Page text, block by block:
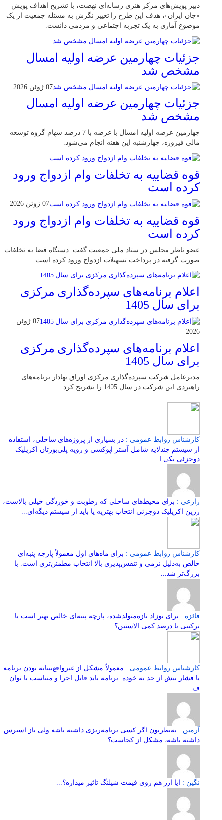
دبیر پویش‌های مرکز هنری رسانه‌ای نهضت، با تشریح اهداف پویش
«جان ایران»، هدف این طرح را تغییر نگرش به مسئله جمعیت از یک
موضوع آماری به یک تجربه اجتماعی و مردمی دانست.
جزئیات چهارمین عرضه اولیه امسال
مشخص شد
07 ژوئن 2026
جزئیات چهارمین عرضه اولیه امسال
مشخص شد
چهارمین عرضه اولیه امسال با عرضه با 7 درصد سهام گروه توسعه
مالی فیروزه، چهارشنبه این هفته انجام می‌شود.
قوه قضاییه به تخلفات وام ازدواج ورود
کرده است
07 ژوئن 2026
قوه قضاییه به تخلفات وام ازدواج ورود
کرده است
عضو ناظر مجلس در ستاد ملی جمعیت گفت: دستگاه قضا به تخلفات
صورت گرفته در پرداخت تسهیلات ازدواج ورود کرده است.
اعلام برنامه‌های سپرده‌گذاری مرکزی
برای سال 1405
07 ژوئن
2026
اعلام برنامه‌های سپرده‌گذاری مرکزی
برای سال 1405
مدیرعامل شرکت سپرده‌گذاری مرکزی اوراق بهادار برنامه‌های
راهبردی این شرکت در سال 1405 را تشریح کرد.
کارشناس روابط عمومی : در بسیاری از پروژه‌های ساحلی، استفاده
از سیستم چندلایه شامل آستر اپوکسی و رویه پلی‌یورتان اکریلیک
دوجزئی یکی ا...
زارعی : برای محیط‌های ساحلی که رطوبت و خوردگی خیلی بالاست،
رزین اکریلیک دوجزئی انتخاب بهتریه یا باید از سیستم دیگه‌ای...
کارشناس روابط عمومی : برای ماه‌های اول معمولاً پارچه پنبه‌ای
خالص به‌دلیل نرمی و تنفس‌پذیری بالا انتخاب مطمئن‌تری است. با
بزرگ‌تر شد...
فائزه : برای نوزاد تازه‌متولدشده، پارچه پنبه‌ای خالص بهتر است یا
ترکیبی با درصد کمی الاستین؟...
کارشناس روابط عمومی : معمولاً مشکل از غیرواقع‌بینانه بودن برنامه
یا فشار بیش از حد به خوده. برنامه باید قابل اجرا و متناسب با توان
ف...
آرمین : به‌نظرتون اگر کسی برنامه‌ریزی داشته باشه ولی باز استرس
داشته باشه، مشکل از کجاست؟...
نگین : ایا ارز هم روی قیمت شیلنگ تاثیر میذاره؟...